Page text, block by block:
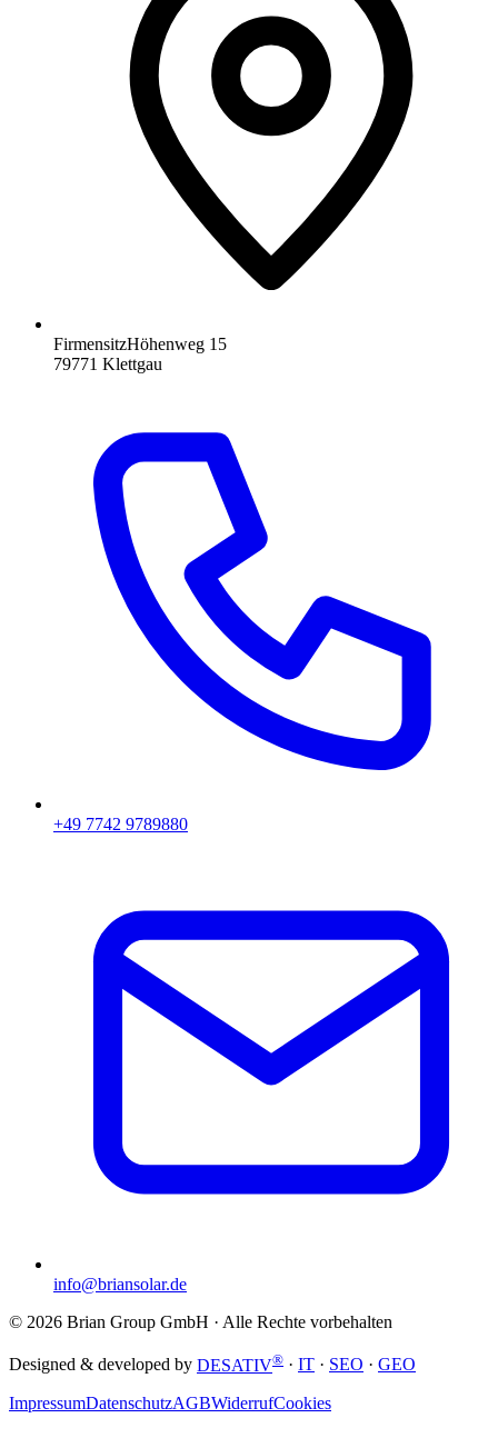
FirmensitzHöhenweg 15
79771 Klettgau
+49 7742 9789880
info@briansolar.de
© 2026 Brian Group GmbH · Alle Rechte vorbehalten
Designed & developed by DESATIV® · IT · SEO · GEO
ImpressumDatenschutzAGBWiderrufCookies